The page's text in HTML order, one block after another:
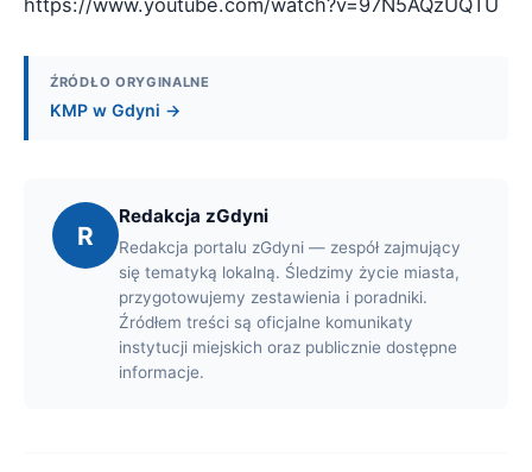
https://www.youtube.com/watch?v=97N5AQzUQTU
ŹRÓDŁO ORYGINALNE
KMP w Gdyni →
R
Redakcja zGdyni
Redakcja portalu zGdyni — zespół zajmujący
się tematyką lokalną. Śledzimy życie miasta,
przygotowujemy zestawienia i poradniki.
Źródłem treści są oficjalne komunikaty
instytucji miejskich oraz publicznie dostępne
informacje.